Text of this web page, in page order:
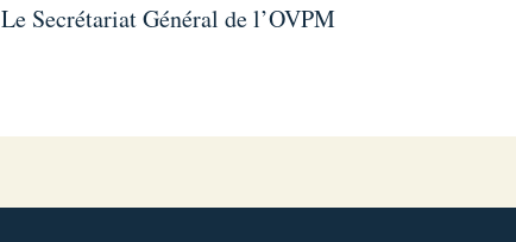
Le Secrétariat Général de l’OVPM